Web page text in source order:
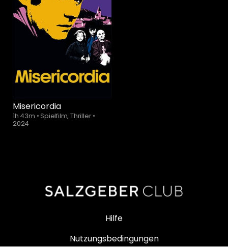
Misericordia
1h 43m • Spielfilm, Thriller•
2024
Hilfe
Nutzungsbedingungen